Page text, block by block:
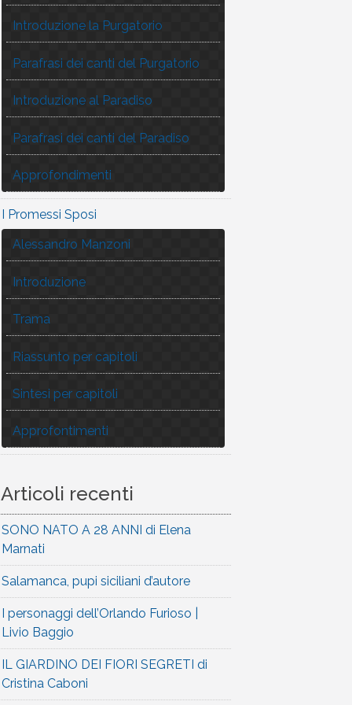
Introduzione la Purgatorio
Parafrasi dei canti del Purgatorio
Introduzione al Paradiso
Parafrasi dei canti del Paradiso
Approfondimenti
I Promessi Sposi
Alessandro Manzoni
Introduzione
Trama
Riassunto per capitoli
Sintesi per capitoli
Approfontimenti
Articoli recenti
SONO NATO A 28 ANNI di Elena
Marnati
Salamanca, pupi siciliani d’autore
I personaggi dell’Orlando Furioso |
Livio Baggio
IL GIARDINO DEI FIORI SEGRETI di
Cristina Caboni